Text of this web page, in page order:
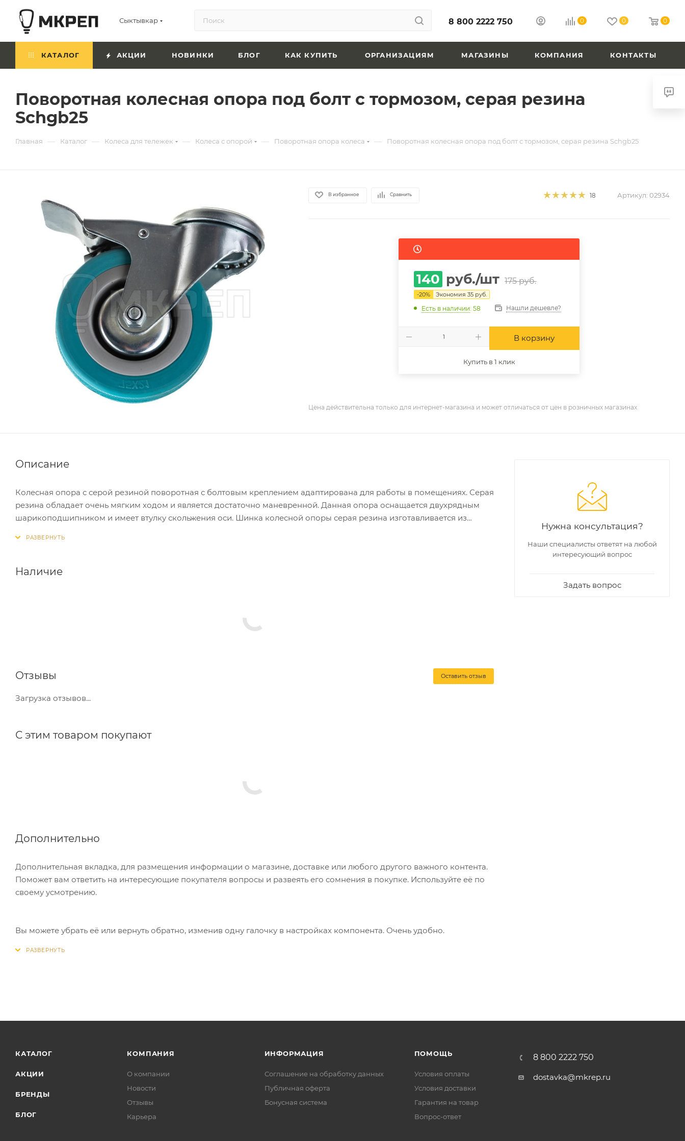
Сыктывкар 8 800 2222 750 0 0 0
КАТАЛОГ АКЦИИ НОВИНКИ БЛОГ КАК КУПИТЬ ОРГАНИЗАЦИЯМ МАГАЗИНЫ КОМПАНИЯ КОНТАКТЫ
Поворотная колесная опора под болт с тормозом, серая резина
Schgb25
Главная — Каталог — Колеса для тележек — Колеса с опорой — Поворотная опора колеса — Поворотная колесная опора под болт с тормозом, серая резина Schgb25
В избранное Сравнить 18 Артикул: 02934
140 руб./шт 175руб.
-20% Экономия35 руб.
Есть в наличии: 58 Нашли дешевле?
В корзину
Купить в 1 клик
Цена действительна только для интернет-магазина и может отличаться от цен в розничных магазинах
Описание
Колесная опора с серой резиной поворотная с болтовым креплением адаптирована для работы в помещениях. Серая
резина обладает очень мягким ходом и является достаточно маневренной. Данная опора оснащается двухрядным
шарикоподшипником и имеет втулку скольжения оси. Шинка колесной опоры серая резина изготавливается из
Эта серия колес часто применяется при изготовлении медицинского передвижного оборудования, различных
Наличие
Отзывы Оставить отзыв
Загрузка отзывов...
С этим товаром покупают
Дополнительно
Дополнительная вкладка, для размещения информации о магазине, доставке или любого другого важного контента.
Поможет вам ответить на интересующие покупателя вопросы и развеять его сомнения в покупке. Используйте её по
своему усмотрению.
Вы можете убрать её или вернуть обратно, изменив одну галочку в настройках компонента. Очень удобно.
Нужна консультация?
Наши специалисты ответят на любой
интересующий вопрос
Задать вопрос
КАТАЛОГ
АКЦИИ
БРЕНДЫ
БЛОГ
КОМПАНИЯ
О компании
Новости
Отзывы
Карьера
ИНФОРМАЦИЯ
Соглашение на обработку данных
Публичная оферта
Бонусная система
ПОМОЩЬ
Условия оплаты
Условия доставки
Гарантия на товар
Вопрос-ответ
8 800 2222 750
dostavka@mkrep.ru